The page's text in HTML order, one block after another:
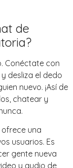
de
Conéctate con
desliza el dedo
nuevo. ¡Así de
chatear y
una
usuarios. Es
gente nueva
y audio de